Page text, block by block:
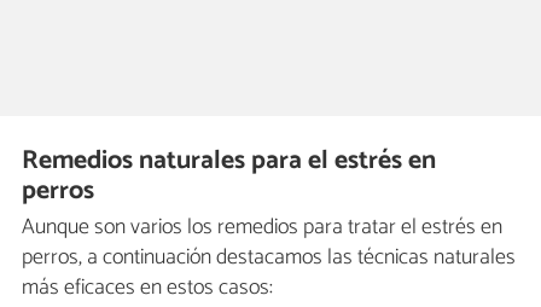
Remedios naturales para el estrés en
perros
Aunque son varios los remedios para tratar el estrés en
perros, a continuación destacamos las técnicas naturales
más eficaces en estos casos: